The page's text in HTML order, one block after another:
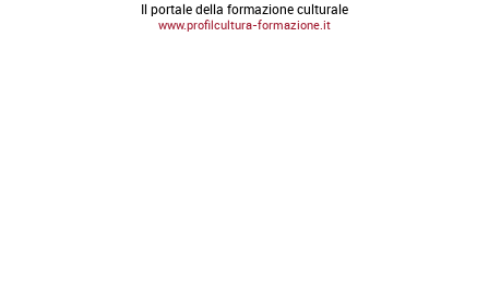
Il portale della formazione culturale
www.profilcultura-formazione.it